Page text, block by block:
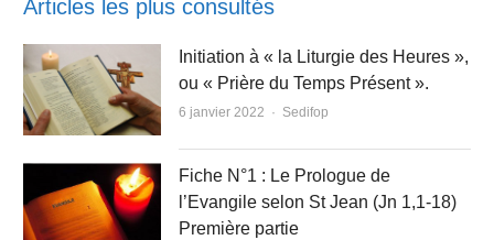
Articles les plus consultés
Initiation à « la Liturgie des Heures »,
ou « Prière du Temps Présent ».
6 janvier 2022 Author
Sedifop
Fiche N°1 : Le Prologue de
l’Evangile selon St Jean (Jn 1,1-18)
Première partie